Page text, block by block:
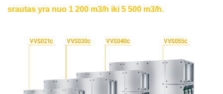
srautas yra nuo 1 200 m3/h iki 5 500 m3/h.